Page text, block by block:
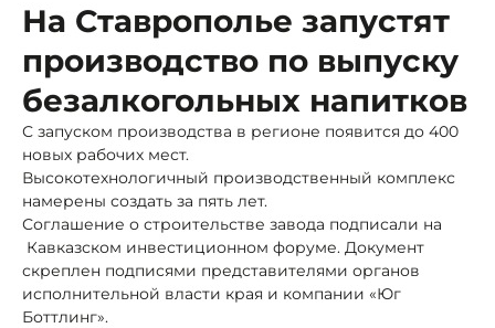
На Ставрополье запустят
производство по выпуску
безалкогольных напитков
С запуском производства в регионе появится до 400
новых рабочих мест.
Высокотехнологичный производственный комплекс
намерены создать за пять лет.
Соглашение о строительстве завода подписали на
Кавказском инвестиционном форуме. Документ
скреплен подписями представителями органов
исполнительной власти края и компании «Юг
Боттлинг».